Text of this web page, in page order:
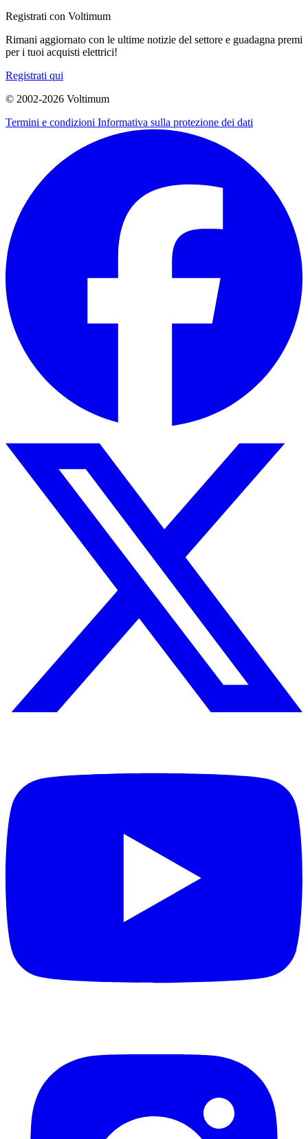
Registrati con Voltimum
Rimani aggiornato con le ultime notizie del settore e guadagna premi
per i tuoi acquisti elettrici!
Registrati qui
© 2002-2026 Voltimum
Termini e condizioni Informativa sulla protezione dei dati